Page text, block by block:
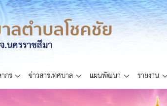
กร ข่าวสารเทศบาล แผนพัฒนา รายงาน